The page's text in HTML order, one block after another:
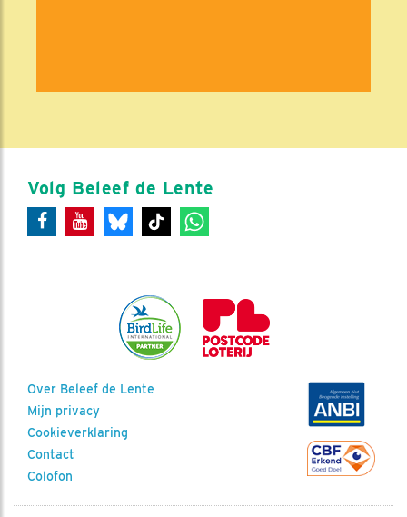
Volg Beleef de Lente
Over Beleef de Lente
Mijn privacy
Cookieverklaring
Contact
Colofon